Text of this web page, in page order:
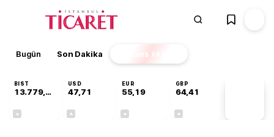
Bugün Son Dakika Finans EKSTRA
BIST
13.779,39
USD
47,71
EUR
55,19
GBP
64,41